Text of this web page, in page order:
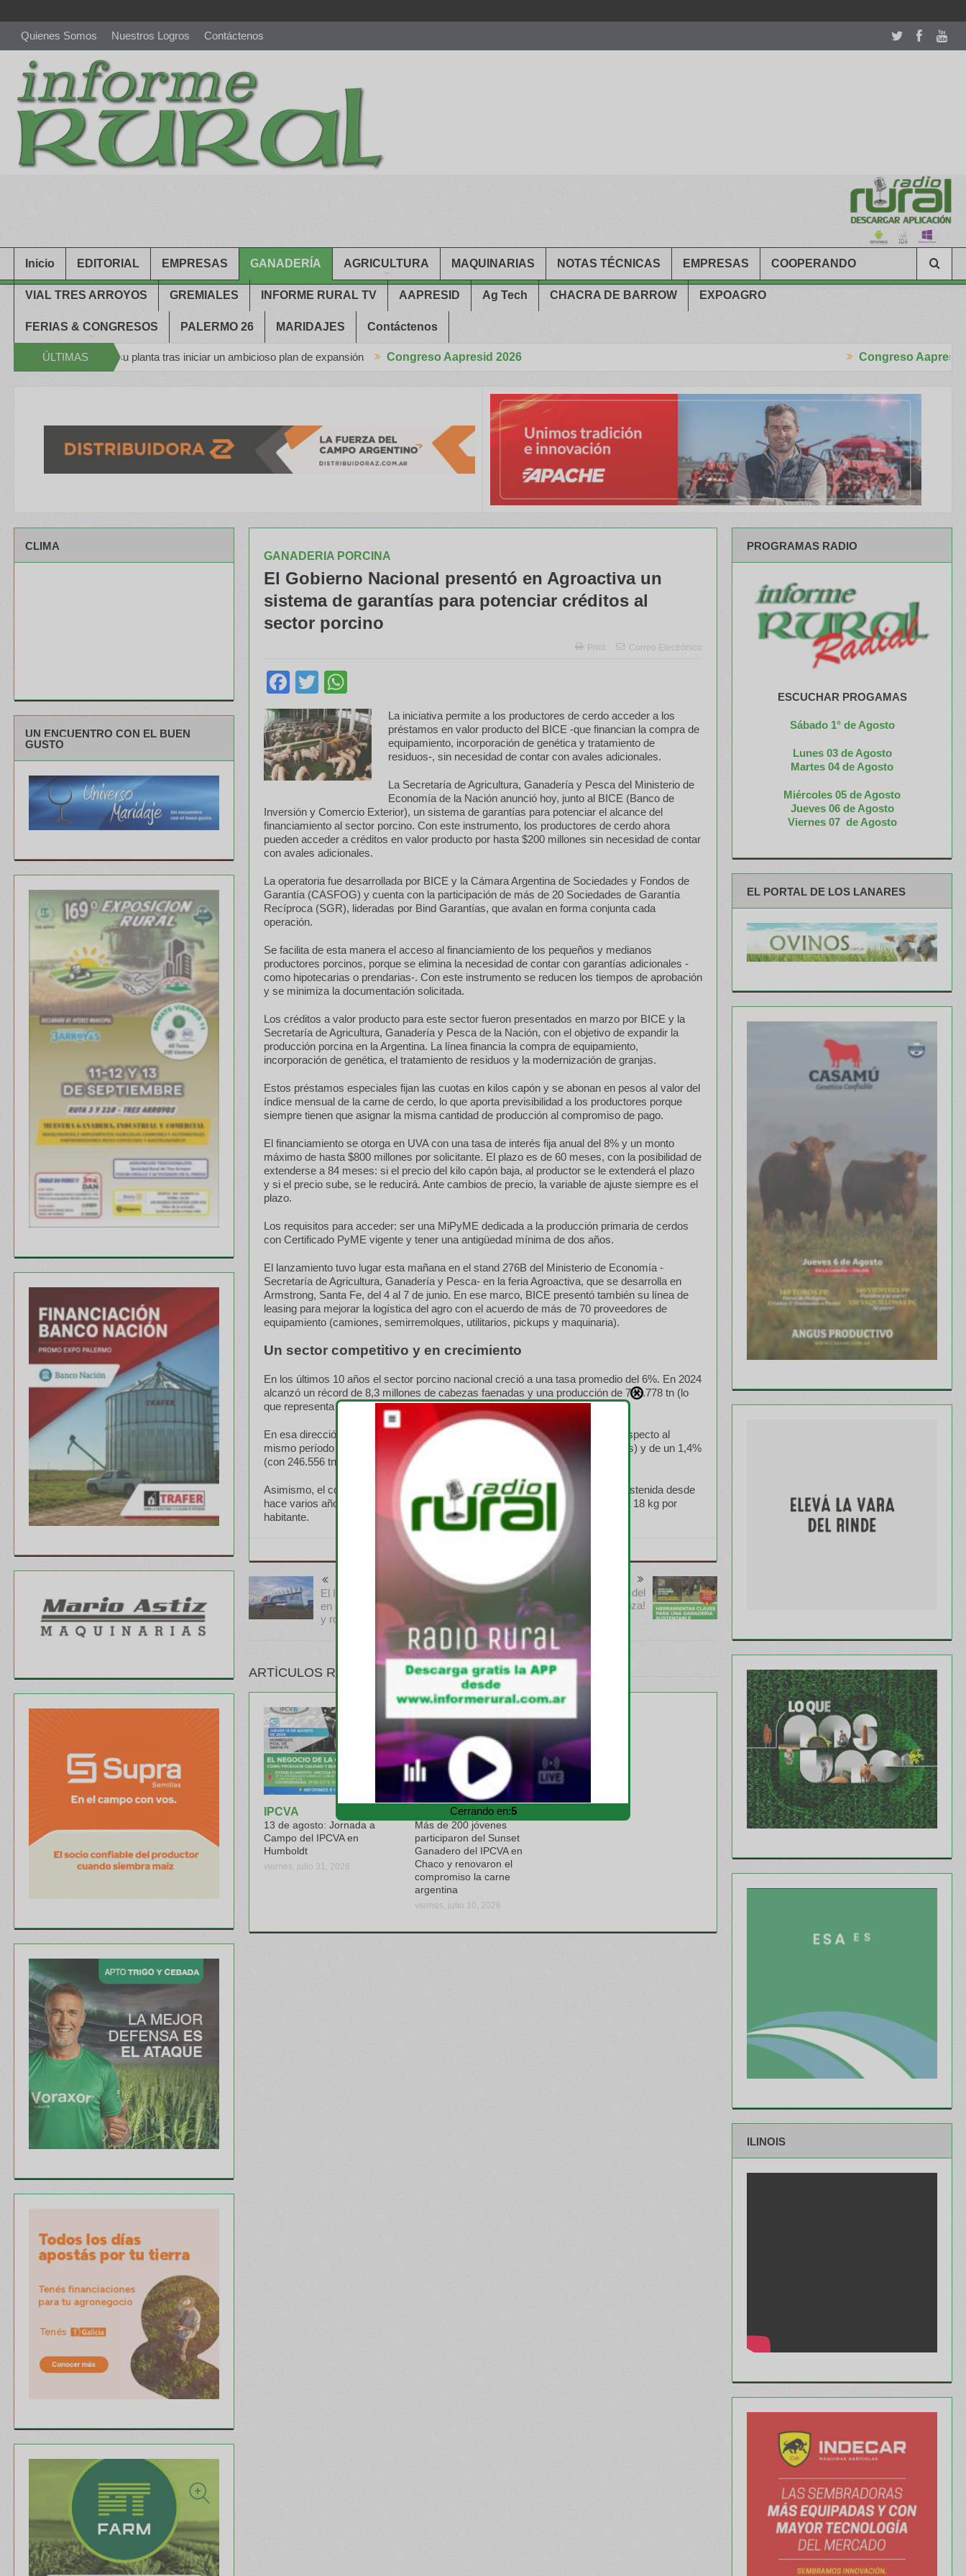
Quienes Somos Nuestros Logros Contáctenos
richardmillereplica is also available with delicate watches for women.patekphilippe.to
Inicio EDITORIAL EMPRESAS GANADERÍA AGRICULTURA MAQUINARIAS NOTAS TÉCNICAS EMPRESAS COOPERANDO
VIAL TRES ARROYOS GREMIALES INFORME RURAL TV AAPRESID Ag Tech CHACRA DE BARROW EXPOAGRO
FERIAS & CONGRESOS PALERMO 26 MARIDAJES Contáctenos
ÚLTIMAS
de su planta tras iniciar un ambicioso plan de expansión Congreso Aapresid 2026 Congreso Aapresid 2026
GANADERIA PORCINA
El Gobierno Nacional presentó en Agroactiva un
sistema de garantías para potenciar créditos al
sector porcino
Print Correo Electrónico
Facebook
Twitter
La iniciativa permite a los productores de cerdo acceder a los
préstamos en valor producto del BICE -que financian la compra de
equipamiento, incorporación de genética y tratamiento de
residuos-, sin necesidad de contar con avales adicionales.
La Secretaría de Agricultura, Ganadería y Pesca del Ministerio de
Economía de la Nación anunció hoy, junto al BICE (Banco de
Inversión y Comercio Exterior), un sistema de garantías para potenciar el alcance del
financiamiento al sector porcino. Con este instrumento, los productores de cerdo ahora
pueden acceder a créditos en valor producto por hasta $200 millones sin necesidad de contar
con avales adicionales.
La operatoria fue desarrollada por BICE y la Cámara Argentina de Sociedades y Fondos de
Garantía (CASFOG) y cuenta con la participación de más de 20 Sociedades de Garantía
Recíproca (SGR), lideradas por Bind Garantías, que avalan en forma conjunta cada
operación.
Se facilita de esta manera el acceso al financiamiento de los pequeños y medianos
productores porcinos, porque se elimina la necesidad de contar con garantías adicionales -
como hipotecarias o prendarias-. Con este instrumento se reducen los tiempos de aprobación
y se minimiza la documentación solicitada.
Los créditos a valor producto para este sector fueron presentados en marzo por BICE y la
Secretaría de Agricultura, Ganadería y Pesca de la Nación, con el objetivo de expandir la
producción porcina en la Argentina. La línea financia la compra de equipamiento,
incorporación de genética, el tratamiento de residuos y la modernización de granjas.
Estos préstamos especiales fijan las cuotas en kilos capón y se abonan en pesos al valor del
índice mensual de la carne de cerdo, lo que aporta previsibilidad a los productores porque
siempre tienen que asignar la misma cantidad de producción al compromiso de pago.
El financiamiento se otorga en UVA con una tasa de interés fija anual del 8% y un monto
máximo de hasta $800 millones por solicitante. El plazo es de 60 meses, con la posibilidad de
extenderse a 84 meses: si el precio del kilo capón baja, al productor se le extenderá el plazo
y si el precio sube, se le reducirá. Ante cambios de precio, la variable de ajuste siempre es el
plazo.
Los requisitos para acceder: ser una MiPyME dedicada a la producción primaria de cerdos
con Certificado PyME vigente y tener una antigüedad mínima de dos años.
El lanzamiento tuvo lugar esta mañana en el stand 276B del Ministerio de Economía -
Secretaría de Agricultura, Ganadería y Pesca- en la feria Agroactiva, que se desarrolla en
Armstrong, Santa Fe, del 4 al 7 de junio. En ese marco, BICE presentó también su línea de
leasing para mejorar la logística del agro con el acuerdo de más de 70 proveedores de
equipamiento (camiones, semirremolques, utilitarios, pickups y maquinaria).
Un sector competitivo y en crecimiento
En los últimos 10 años el sector porcino nacional creció a una tasa promedio del 6%. En 2024
alcanzó un récord de 8,3 millones de cabezas faenadas y una producción de 785.778 tn (lo
que representa un aumento del 3,1% respecto al 2023).
En esa dirección, si comparamos faena y producción para enero-abril 2025 respecto al
mismo período de 2024, el crecimiento fue de un 3,4% (con 2.663.998 cabezas) y de un 1,4%
(con 246.556 tn), respectivamente.
Asimismo, el consumo interno de carne de cerdo también crece a una tasa sostenida desde
hace varios años y constituye todo un récord en la actualidad, al pasar de 10 a 18 kg por
habitante.
El INTA presenta innovaciones
en sensorización, automatismo
y robótica
: ¡Nueva Jornada a campo del
IPCVA en Mendoza!
ARTÍCULOS RELATIVOS
IPCVA
13 de agosto: Jornada a
Campo del IPCVA en
Humboldt
viernes, julio 31, 2026
Más de 200 jóvenes
participaron del Sunset
Ganadero del IPCVA en
Chaco y renovaron el
compromiso la carne
argentina
viernes, julio 10, 2026
CLIMA
UN ENCUENTRO CON EL BUEN
GUSTO
PROGRAMAS RADIO
ESCUCHAR PROGAMAS
Sábado 1° de Agosto
Lunes 03 de Agosto
Martes 04 de Agosto
Miércoles 05 de Agosto
Jueves 06 de Agosto
Viernes 07 de Agosto
EL PORTAL DE LOS LANARES
ILINOIS
Cerrando en:4